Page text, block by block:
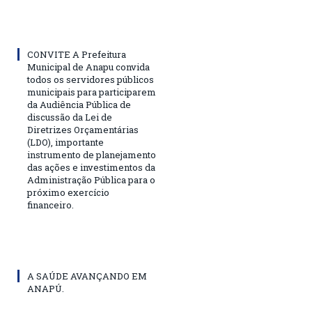
CONVITE A Prefeitura
Municipal de Anapu convida
todos os servidores públicos
municipais para participarem
da Audiência Pública de
discussão da Lei de
Diretrizes Orçamentárias
(LDO), importante
instrumento de planejamento
das ações e investimentos da
Administração Pública para o
próximo exercício
financeiro.
A SAÚDE AVANÇANDO EM
ANAPÚ.